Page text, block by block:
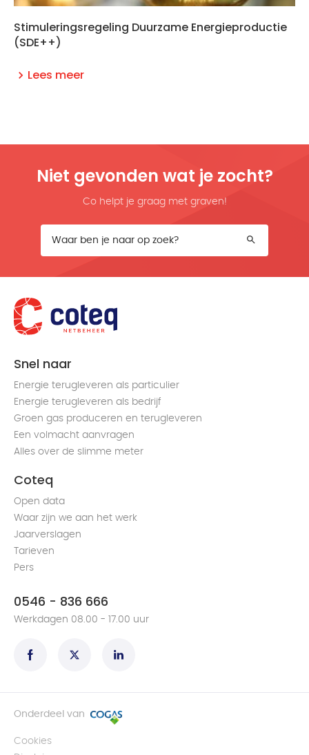
Stimuleringsregeling Duurzame Energieproductie
(SDE++)
Lees meer
Niet gevonden wat je zocht?
Co helpt je graag met graven!
Snel naar
Energie terugleveren als particulier
Energie terugleveren als bedrijf
Groen gas produceren en terugleveren
Een volmacht aanvragen
Alles over de slimme meter
Coteq
Open data
Waar zijn we aan het werk
Jaarverslagen
Tarieven
Pers
0546 - 836 666
Werkdagen 08.00 - 17.00 uur
Onderdeel van
Cookies